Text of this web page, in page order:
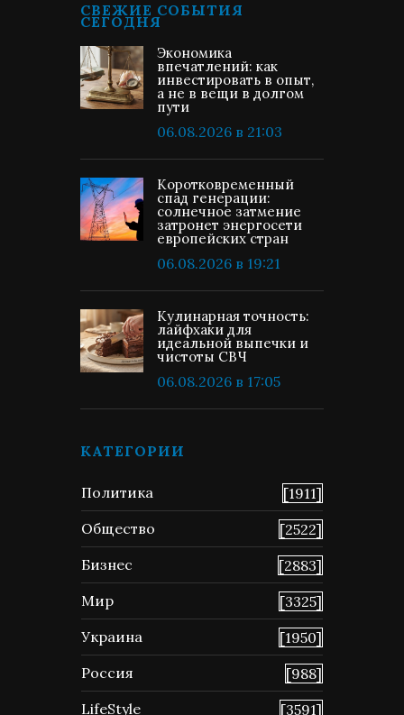
СВЕЖИЕ СОБЫТИЯ
СЕГОДНЯ
Экономика
впечатлений: как
инвестировать в опыт,
а не в вещи в долгом
пути
06.08.2026 в 21:03
Коротковременный
спад генерации:
солнечное затмение
затронет энергосети
европейских стран
06.08.2026 в 19:21
Кулинарная точность:
лайфхаки для
идеальной выпечки и
чистоты СВЧ
06.08.2026 в 17:05
КАТЕГОРИИ
Политика
[1911]
Общество
[2522]
Бизнес
[2883]
Мир
[3325]
Украина
[1950]
Россия
[988]
LifeStyle
[3591]